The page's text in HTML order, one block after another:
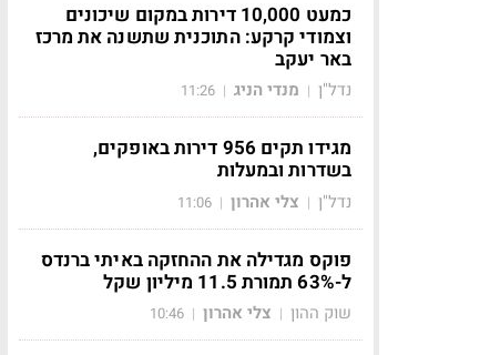
כמעט 10,000 דירות במקום שיכונים
וצמודי קרקע: התוכנית שתשנה את מרכז
באר יעקב
נדל"ן | מנדי הניג |
11:26
מגידו תקים 956 דירות באופקים,
בשדרות ובמעלות
נדל"ן | צלי אהרון |
11:06
פוקס מגדילה את ההחזקה באיתי ברנדס
ל-63% תמורת 11.5 מיליון שקל
שוק ההון | צלי אהרון |
10:46